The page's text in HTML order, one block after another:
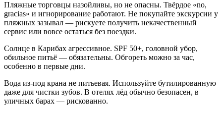
Пляжные торговцы назойливы, но не опасны. Твёрдое «no,
gracias» и игнорирование работают. Не покупайте экскурсии у
пляжных зазывал — рискуете получить некачественный
сервис или вовсе остаться без поездки.
Солнце в Карибах агрессивное. SPF 50+, головной убор,
обильное питьё — обязательны. Обгореть можно за час,
особенно в первые дни.
Вода из-под крана не питьевая. Используйте бутилированную
даже для чистки зубов. В отелях лёд обычно безопасен, в
уличных барах — рискованно.